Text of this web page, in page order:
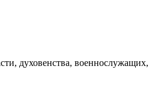
духовенства,